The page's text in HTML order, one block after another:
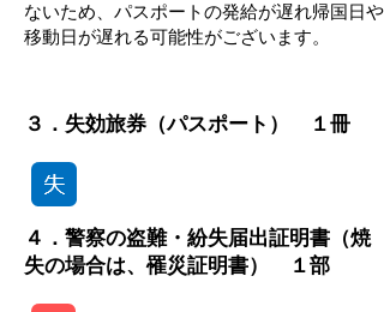
ないため、パスポートの発給が遅れ帰国日や
移動日が遅れる可能性がございます。
３．失効旅券（パスポート） １冊
４．警察の盗難・紛失届出証明書（焼
失の場合は、罹災証明書） １部